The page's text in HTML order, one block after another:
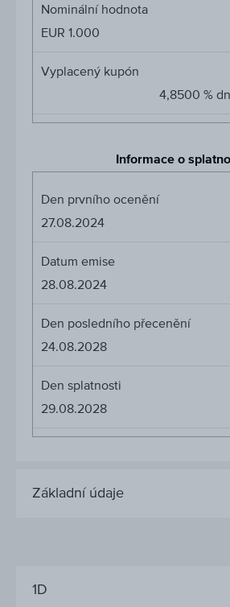
Nominální hodnota
EUR 1.000
Vyplacený kupón
4,8500 %
Informace o
Den prvního ocenění
27.08.2024
Datum emise
28.08.2024
Den posledního přecenění
24.08.2028
Den splatnosti
29.08.2028
Základní údaje
1D